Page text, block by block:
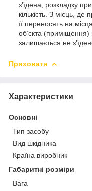
з’їдена, розкладку
кількість. З місць,
її переносять на
об’єкта (приміщення)
залишається не
Приховати
Характеристики
Основні
Тип засобу
Вид шкідника
Країна виробник
Габаритні розміри
Вага